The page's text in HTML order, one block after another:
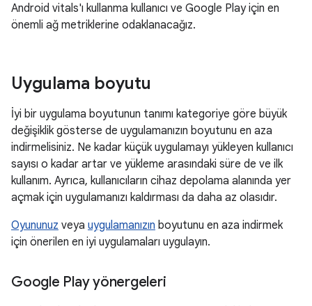
Android vitals'ı kullanma kullanıcı ve Google Play için en
önemli ağ metriklerine odaklanacağız.
Uygulama boyutu
İyi bir uygulama boyutunun tanımı kategoriye göre büyük
değişiklik gösterse de uygulamanızın boyutunu en aza
indirmelisiniz. Ne kadar küçük uygulamayı yükleyen kullanıcı
sayısı o kadar artar ve yükleme arasındaki süre de ve ilk
kullanım. Ayrıca, kullanıcıların cihaz depolama alanında yer
açmak için uygulamanızı kaldırması da daha az olasıdır.
Oyununuz veya uygulamanızın boyutunu en aza indirmek
için önerilen en iyi uygulamaları uygulayın.
Google Play yönergeleri